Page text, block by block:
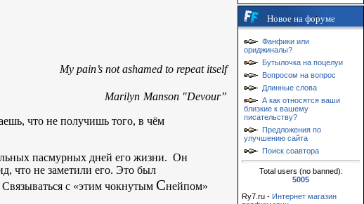
My pain’s not ashamed to repeat itself
Marilyn Manson "Devour”
что не получишь того, в чём
пасмурных дней его жизни. Он
что не заметили его. Это был
с «этим чокнутым Cнейпом»
Новое на форуме
Фанфики или
ориджиналы?
Бутылочка на поцелуи
Вопросом на вопрос
Длинные слова
А как относятся ваши
близкие к вашему
писательству?
Предложения по
улучшению сайта
Поиск соавтора
Total users (no banned):
5005
Ry7.ru - Интернет магазин